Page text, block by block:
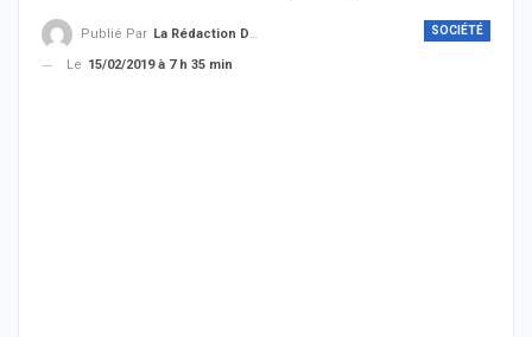
SOCIÉTÉ
Publié Par La Rédaction De THIEYSENEGAL.com
Le 15/02/2019 à 7 h 35 min